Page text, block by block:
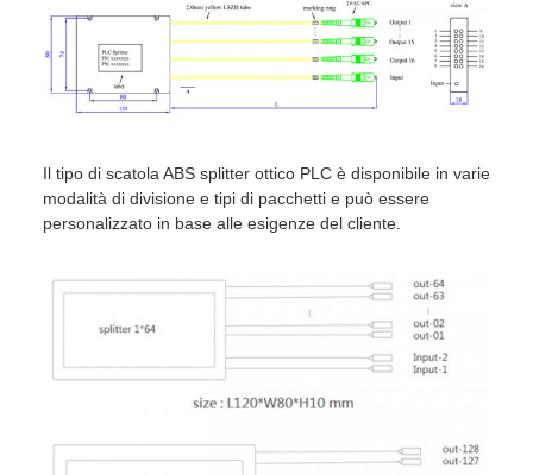
Il tipo di scatola ABS splitter ottico PLC è disponibile in varie
modalità di divisione e tipi di pacchetti e può essere
personalizzato in base alle esigenze del cliente.